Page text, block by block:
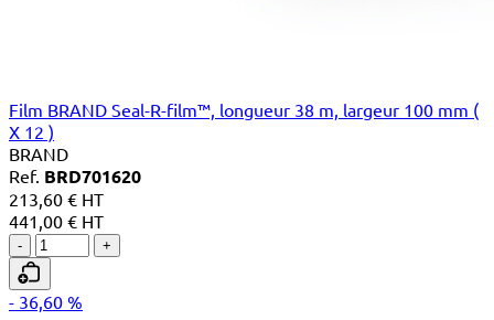
Film BRAND Seal-R-film™, longueur 38 m, largeur 100 mm (
X 12 )
BRAND
Ref. BRD701620
213,60 € HT
441,00 € HT
- +
- 36,60 %